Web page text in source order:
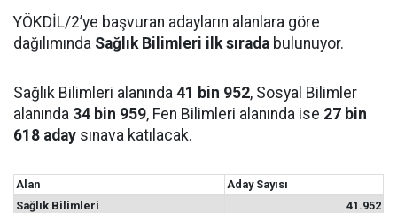
YÖKDİL/2’ye başvuran adayların alanlara göre
dağılımında Sağlık Bilimleri ilk sırada bulunuyor.
Sağlık Bilimleri alanında 41 bin 952, Sosyal Bilimler
alanında 34 bin 959, Fen Bilimleri alanında ise 27 bin
618 aday sınava katılacak.
Alan
Aday Sayısı
Sağlık Bilimleri
41.952